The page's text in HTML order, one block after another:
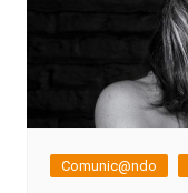
Comunic@ndo